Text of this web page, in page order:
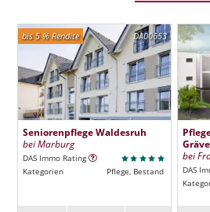
DA00653
bis 5 % Rendite
Seniorenpflege Waldesruh
bei Marburg
DAS Immo Rating
Kategorien
Pflege, Bestand
bei
DAS